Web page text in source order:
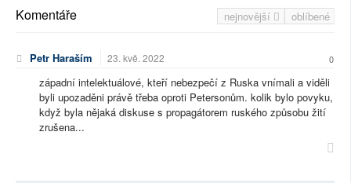
nejnovější oblíbené
Komentáře
Petr Haraším 23. kvě. 2022 0
západní intelektuálové, kteří nebezpečí z Ruska vnímali a viděli
byli upozaděni právě třeba oproti Petersonům. kolik bylo povyku,
když byla nějaká diskuse s propagátorem ruského způsobu žití
zrušena...